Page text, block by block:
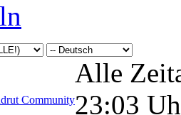
Community
Alle
23:03